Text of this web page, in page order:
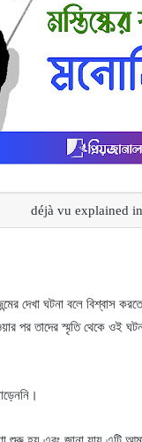
déjà vu explained
দেখা ঘটনা বলে
পর তাদের স্মৃতি থেকে ওই